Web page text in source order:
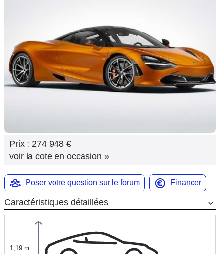
Flottes
Auto
Moto
Marques
Prix : 274 948 €
voir la cote en occasion »
Poser votre question sur le forum Financer
Caractéristiques détaillées
1,19 m